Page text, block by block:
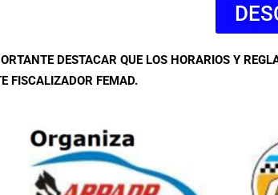
DESTACAR QUE LOS HORARIOS Y
FISCALIZADOR FEMAD.